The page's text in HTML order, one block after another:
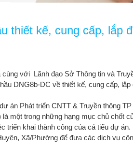
thiết kế, cung cấp, lắp
với Lãnh đạo Sở Thông tin và
DNG8b-DC về thiết kế, cung cấp,
án Phát triển CNTT & Truyền thông
một trong những hạng mục chủ chốt
triển khai thành công của cả tiểu dự
Xã/Phường để đưa các dịch vụ